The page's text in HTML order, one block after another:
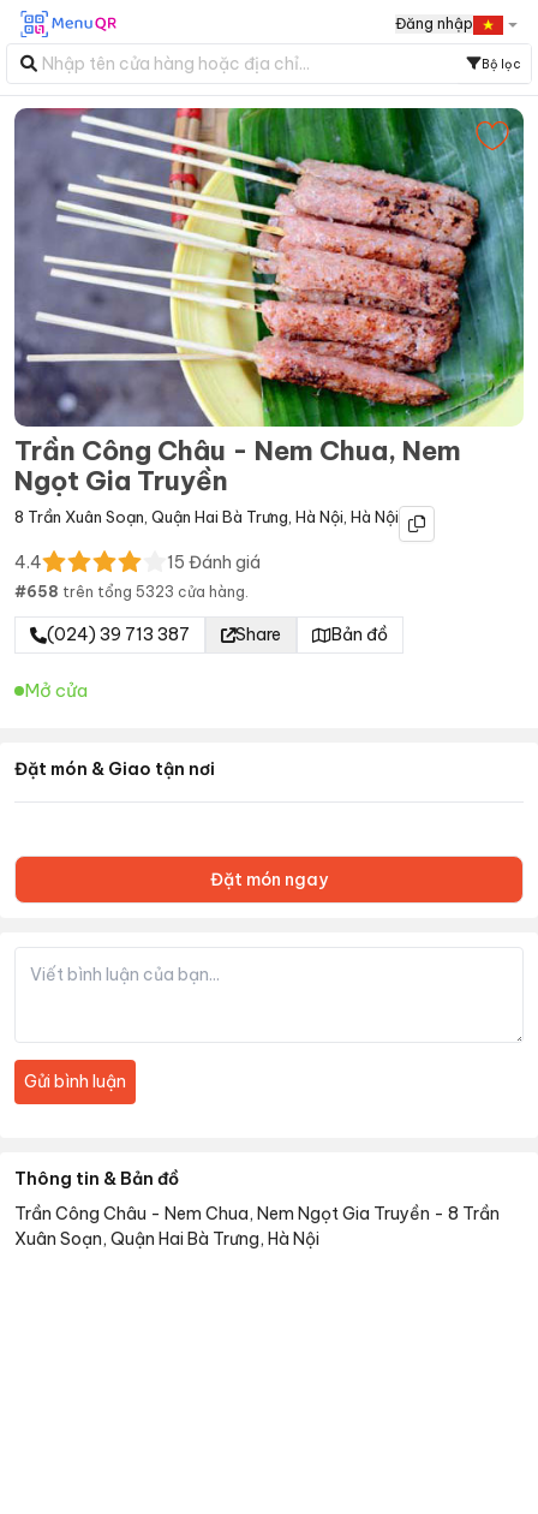
Đăng nhập
Bộ lọc
Trần Công Châu - Nem Chua, Nem
Ngọt Gia Truyền
8 Trần Xuân Soạn, Quận Hai Bà Trưng, Hà Nội, Hà Nội
4.4 15 Đánh giá
#658 trên tổng 5323 cửa hàng.
(024) 39 713 387 Share Bản đồ
Mở cửa
Đặt món & Giao tận nơi
Đặt món ngay
Gửi bình luận
Thông tin & Bản đồ
Trần Công Châu - Nem Chua, Nem Ngọt Gia Truyền - 8 Trần
Xuân Soạn, Quận Hai Bà Trưng, Hà Nội